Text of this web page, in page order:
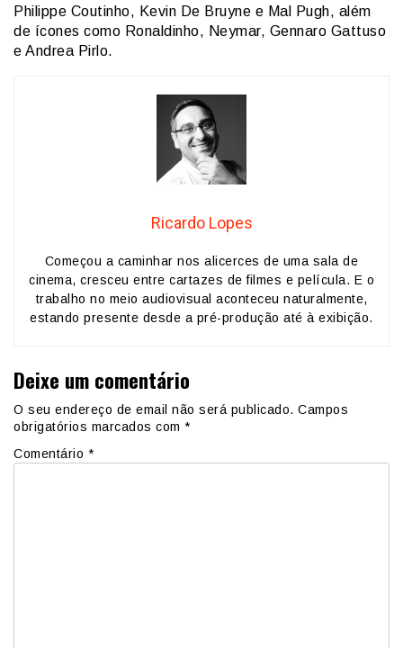
Philippe Coutinho, Kevin De Bruyne e Mal Pugh, além
de ícones como Ronaldinho, Neymar, Gennaro Gattuso
e Andrea Pirlo.
Ricardo Lopes
Começou a caminhar nos alicerces de uma sala de
cinema, cresceu entre cartazes de filmes e película. E o
trabalho no meio audiovisual aconteceu naturalmente,
estando presente desde a pré-produção até à exibição.
Deixe um comentário
O seu endereço de email não será publicado. Campos
obrigatórios marcados com *
Comentário *